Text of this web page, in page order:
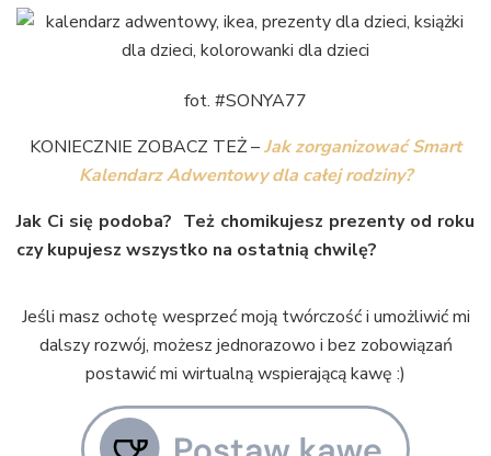
fot. #SONYA77
KONIECZNIE ZOBACZ TEŻ –Jak zorganizować Smart
Kalendarz Adwentowy dla całej rodziny?
Jak Ci się podoba? Też chomikujesz prezenty od roku
czy kupujesz wszystko na ostatnią chwilę?
Jeśli masz ochotę wesprzeć moją twórczość i umożliwić mi
dalszy rozwój, możesz jednorazowo i bez zobowiązań
postawić mi wirtualną wspierającą kawę :)